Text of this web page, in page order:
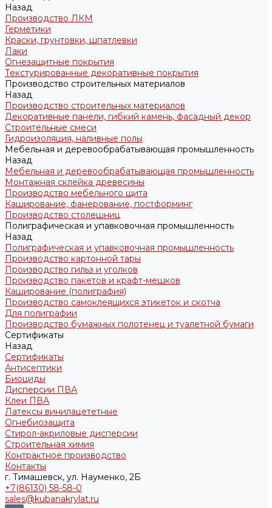
Назад
Производство ЛКМ
Герметики
Краски, грунтовки, шпатлевки
Лаки
Огнезащитные покрытия
Текстурированные декоративные покрытия
Производство строительных материалов
Назад
Производство строительных материалов
Декоративные панели, гибкий камень, фасадный декор
Строительные смеси
Гидроизоляция, наливные полы
Мебельная и деревообрабатывающая промышленность
Назад
Мебельная и деревообрабатывающая промышленность
Монтажная склейка древесины
Производство мебельного щита
Каширование, фанерование, постформинг
Производство столешниц
Полиграфическая и упавковочная промышленность
Назад
Полиграфическая и упавковочная промышленность
Производство картонной тары
Производство гильз и уголков
Производство пакетов и крафт-мешков
Каширование (полиграфия)
Производство самоклеящихся этикеток и скотча
Для полиграфии
Производство бумажных полотенец и туалетной бумаги
Сертификаты
Назад
Сертификаты
Антисептики
Биоциды
Дисперсии ПВА
Клеи ПВА
Латексы винилацететные
Огнебиозащита
Стирол-акриловые дисперсии
Строительная химия
Контрактное производство
Контакты
г. Тимашевск, ул. Науменко, 2Б
+7(86130) 58-58-0
sales@kubanakrylat.ru